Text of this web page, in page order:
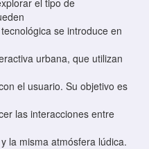
se introduce en
urbana, que utilizan
el usuario. Su objetivo es
las interacciones entre
la misma atmósfera lúdica.